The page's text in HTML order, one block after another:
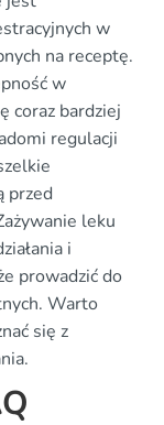
w
na receptę.
w
coraz bardziej
regulacji
przed
leku
i
prowadzić do
Warto
się z